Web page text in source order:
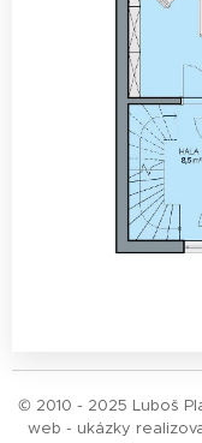
© 2010 - 2025 Luboš
web - ukázky